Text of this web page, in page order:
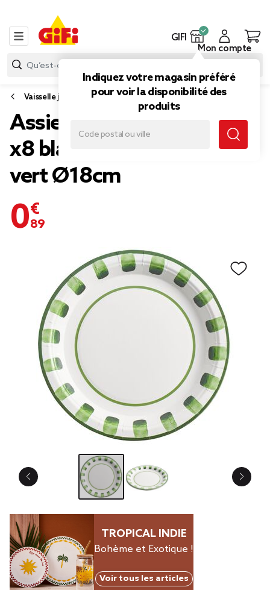
GIFI
Indiquez votre magasin préféré
pour voir la disponibilité des
produits
Mon compte
Vaisselle jetable et réutilisable
Assiette à dessert carton
x8 blanc contour motif
vert Ø18cm
0,89 €
TROPICAL INDIE
Bohème et Exotique !
Voir tous les articles